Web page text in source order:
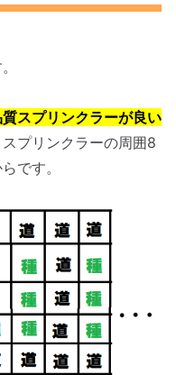
スプリンクラーが良い
プリンクラーの周囲8
です。